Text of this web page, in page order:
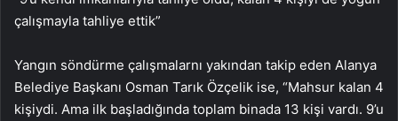
çalışmayla tahliye ettik”
Yangın söndürme çalışmalarnı yakından takip eden Alanya
Belediye Başkanı Osman Tarık Özçelik ise, “Mahsur kalan 4
kişiydi. Ama ilk başladığında toplam binada 13 kişi vardı. 9’u